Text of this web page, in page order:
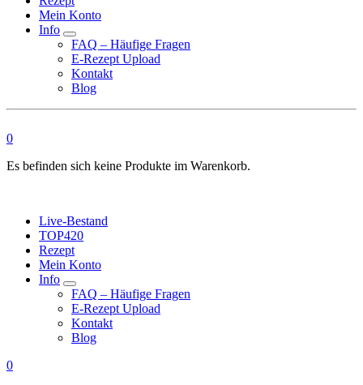
Mein Konto
Info
FAQ – Häufige Fragen
E-Rezept Upload
Kontakt
Blog
0
Es befinden sich keine Produkte im Warenkorb.
Live-Bestand
TOP420
Rezept
Mein Konto
Info
FAQ – Häufige Fragen
E-Rezept Upload
Kontakt
Blog
0